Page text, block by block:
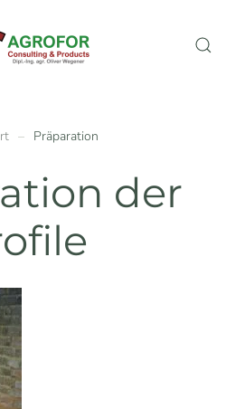
Präparation
der